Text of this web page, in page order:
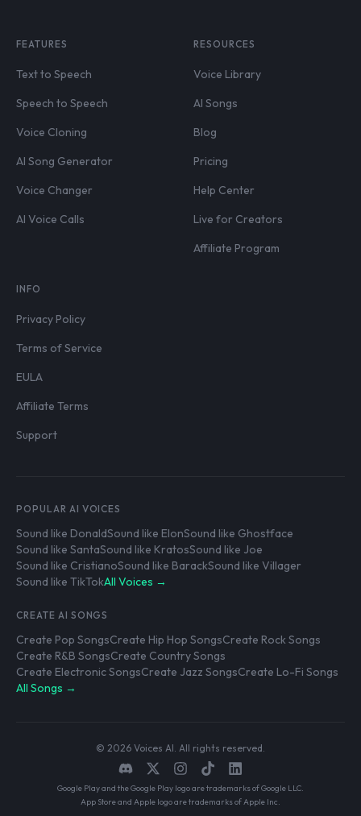
FEATURES
Text to Speech
Speech to Speech
Voice Cloning
AI Song Generator
Voice Changer
AI Voice Calls
RESOURCES
Voice Library
AI Songs
Blog
Pricing
Help Center
Live for Creators
Affiliate Program
INFO
Privacy Policy
Terms of Service
EULA
Affiliate Terms
Support
POPULAR AI VOICES
Sound like DonaldSound like ElonSound like Ghostface
Sound like SantaSound like KratosSound like Joe
Sound like CristianoSound like BarackSound like Villager
Sound like TikTokAll Voices →
CREATE AI SONGS
Create Pop SongsCreate Hip Hop SongsCreate Rock Songs
Create R&B SongsCreate Country Songs
Create Electronic SongsCreate Jazz SongsCreate Lo-Fi Songs
All Songs →
© 2026 Voices AI. All rights reserved.
Google Play and the Google Play logo are trademarks of Google LLC.
App Store and Apple logo are trademarks of Apple Inc.